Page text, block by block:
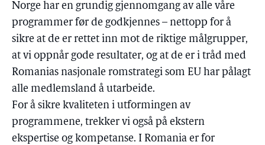
Norge har en grundig gjennomgang av alle våre
programmer før de godkjennes – nettopp for å
sikre at de er rettet inn mot de riktige målgrupper,
at vi oppnår gode resultater, og at de er i tråd med
Romanias nasjonale romstrategi som EU har pålagt
alle medlemsland å utarbeide.
For å sikre kvaliteten i utformingen av
programmene, trekker vi også på ekstern
ekspertise og kompetanse. I Romania er for